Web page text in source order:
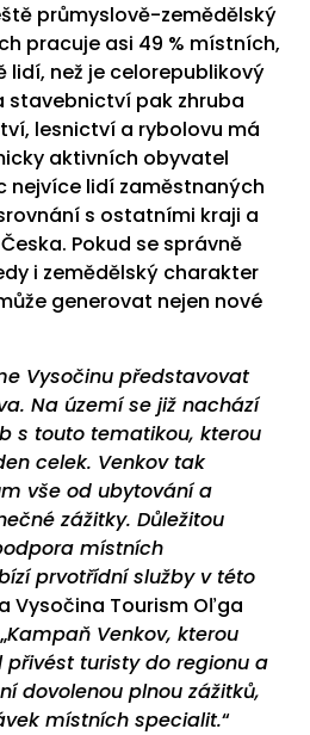
průmyslově-zemědělský
pracuje asi 49 % místních,
lidí, než je celorepublikový
stavebnictví pak zhruba
lesnictví a rybolovu má
aktivních obyvatel
nejvíce lidí zaměstnaných
s ostatními kraji a
Pokud se správně
i zemědělský charakter
generovat nejen nové
Vysočinu představovat
Na území se již nachází
s touto tematikou, kterou
celek. Venkov tak
vše od ubytování a
zážitky. Důležitou
místních
prvotřídní služby v této
Vysočina Tourism Oľga
Kampaň Venkov, kterou
turisty do regionu a
dovolenou plnou zážitků,
místních specialit.“